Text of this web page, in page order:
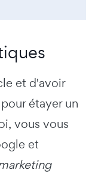
et d'avoir
étayer un
vous vous
et